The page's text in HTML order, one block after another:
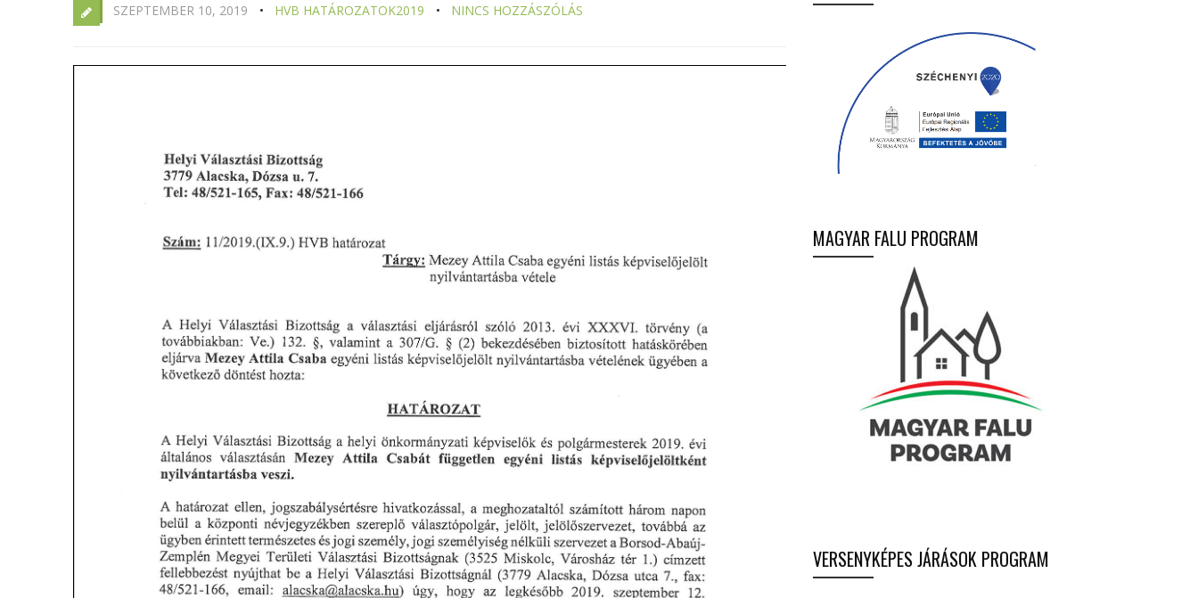
SZEPTEMBER 10, 2019 HVB HATÁROZATOK2019 NINCS HOZZÁSZÓLÁS
MAGYAR FALU PROGRAM
VERSENYKÉPES JÁRÁSOK PROGRAM